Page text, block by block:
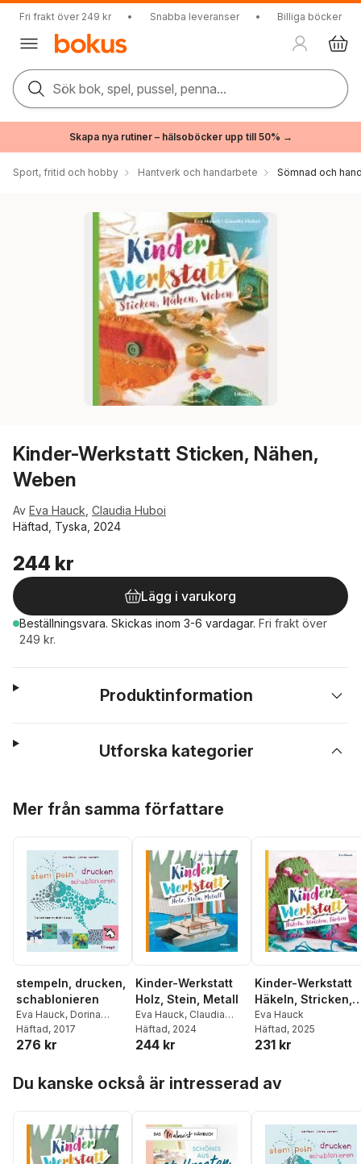
Fri frakt över 249 kr • Snabba leveranser • Billiga böcker
Sök bok, spel, pussel, penna...
Skapa nya rutiner – hälsoböcker upp till 50% →
Sport, fritid och hobby Hantverk och handarbete Sömnad och
Kinder-Werkstatt Sticken, Nähen,
Weben
Av Eva Hauck Claudia Huboi
Häftad, Tyska, 2024
244 kr
Lägg i varukorg
Beställningsvara. Skickas inom 3-6 vardagar. Fri frakt över
249 kr.
Produktinformation
Utforska kategorier
Mer från samma författare
stempeln, drucken,
schablonieren
Eva Hauck, Dorina
Tessmann
Häftad, 2017
276 kr
Kinder-Werkstatt
Holz, Stein, Metall
Eva Hauck, Claudia
Huboi
Häftad, 2024
244 kr
Kinder-Werkstatt
Häkeln, Stricken,
Färben
Eva Hauck
Häftad, 2025
231 kr
Du kanske också är intresserad av